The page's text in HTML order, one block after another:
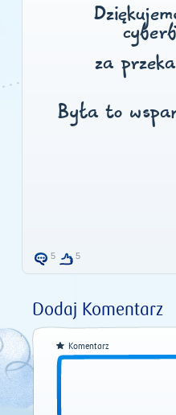
za
Była to
5 5
Dodaj Komentarz
Komentarz